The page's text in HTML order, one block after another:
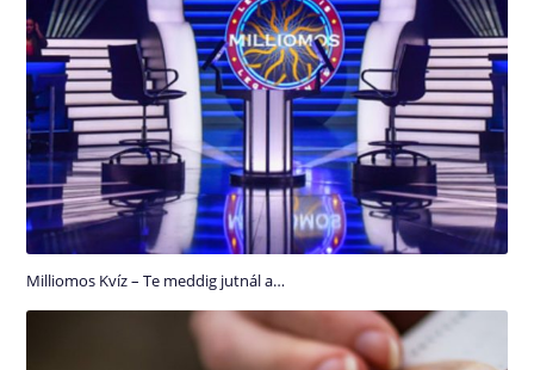
Milliomos Kvíz – Te meddig jutnál a…